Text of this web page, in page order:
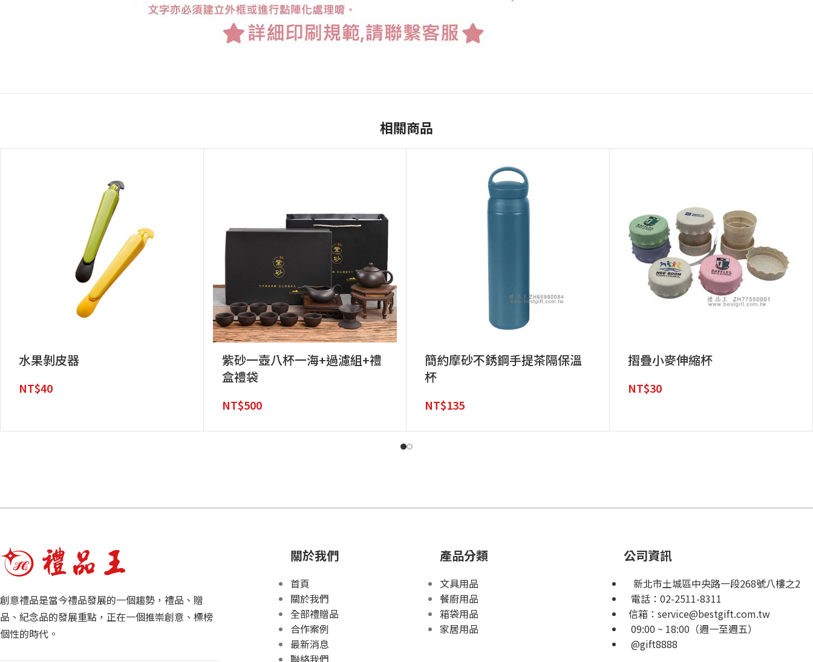
相關商品
水果剝皮器
NT$40
紫砂一壺八杯一海+過濾組+禮
盒禮袋
NT$500
簡約摩砂不銹鋼手提茶隔保溫
杯
NT$135
摺疊小麥伸縮杯
NT$30
創意禮品是當今禮品發展的一個趨勢，禮品、贈
品、紀念品的發展重點，正在一個推崇創意、標榜
個性的時代。
關於我們
首頁
關於我們
全部禮贈品
合作案例
最新消息
聯絡我們
產品分類
文具用品
餐廚用品
箱袋用品
家居用品
公司資訊
新北市土城區中央路一段268號八樓之2
電話： 02-2511-8311
信箱： service@bestgift.com.tw
09:00 ~ 18:00（週一至週五）
@gift8888